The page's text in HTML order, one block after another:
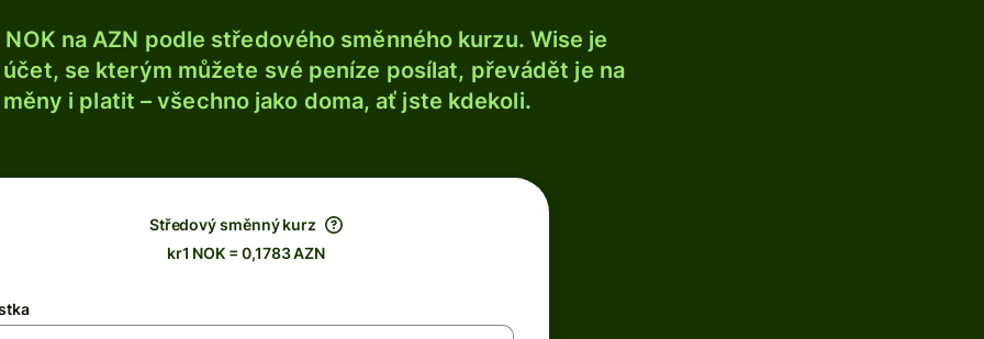
na AZN podle středového směnného kurzu. Wise je
se kterým můžete své peníze posílat, převádět je na
i platit – všechno jako doma, ať jste kdekoli.
Středový směnný kurz
kr1 NOK = 0,1783 AZN